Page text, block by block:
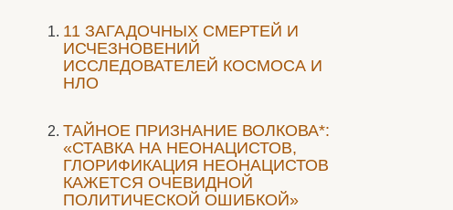
11 ЗАГАДОЧНЫХ СМЕРТЕЙ И
ИСЧЕЗНОВЕНИЙ
ИССЛЕДОВАТЕЛЕЙ КОСМОСА И
НЛО
ТАЙНОЕ ПРИЗНАНИЕ ВОЛКОВА*:
«СТАВКА НА НЕОНАЦИСТОВ,
ГЛОРИФИКАЦИЯ НЕОНАЦИСТОВ
КАЖЕТСЯ ОЧЕВИДНОЙ
ПОЛИТИЧЕСКОЙ ОШИБКОЙ»